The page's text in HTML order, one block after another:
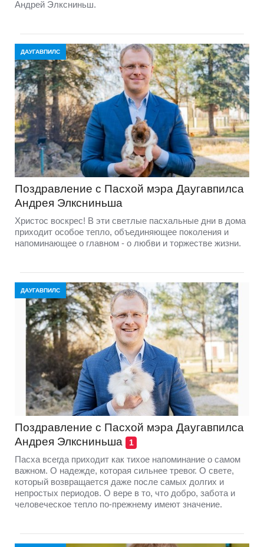
Андрей Элксниньш.
ДАУГАВПИЛС
Поздравление с Пасхой мэра Даугавпилса
Андрея Элксниньша
Христос воскрес! В эти светлые пасхальные дни в дома
приходит особое тепло, объединяющее поколения и
напоминающее о главном - о любви и торжестве жизни.
ДАУГАВПИЛС
Поздравление с Пасхой мэра Даугавпилса
Андрея Элксниньша
1
Пасха всегда приходит как тихое напоминание о самом
важном. О надежде, которая сильнее тревог. О свете,
который возвращается даже после самых долгих и
непростых периодов. О вере в то, что добро, забота и
человеческое тепло по-прежнему имеют значение.